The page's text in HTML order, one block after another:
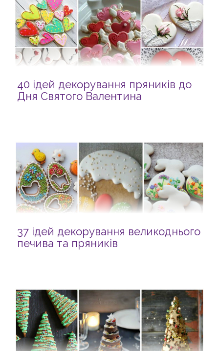
40 ідей декорування пряників до
Дня Святого Валентина
37 ідей декорування великоднього
печива та пряників